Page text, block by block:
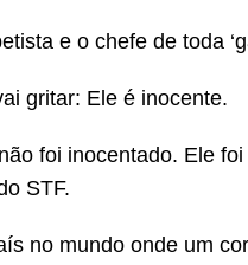
e o chefe de toda
gritar: Ele é inocente.
foi inocentado. Ele foi
STF.
no mundo onde um